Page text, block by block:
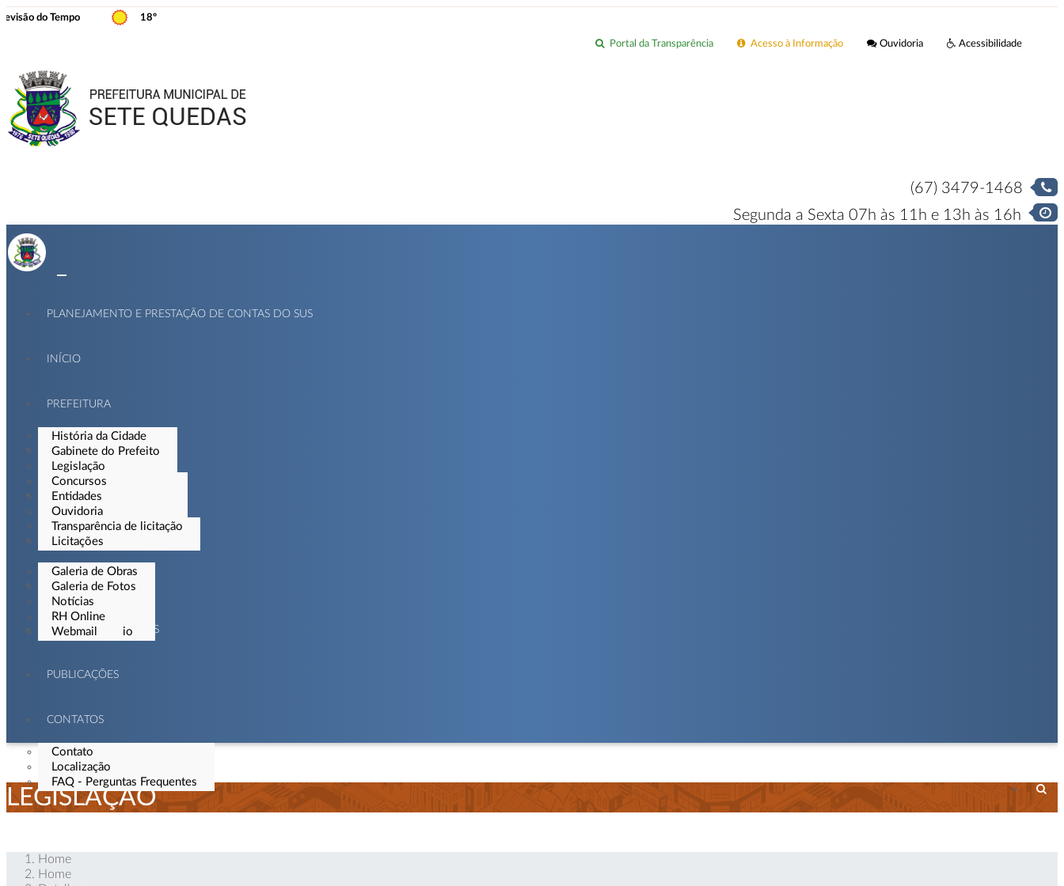
do Tempo 18º
Acessibilidade
Ouvidoria
Acesso à Informação
Portal da Transparência
(67) 3479-1468
Segunda a Sexta 07h às 11h e 13h às 16h
PLANEJAMENTO E PRESTAÇÃO DE CONTAS DO SUS
INÍCIO
PREFEITURA
História da Cidade
Gabinete do Prefeito
Legislação
Organograma
Secretarias
CIDADÃO
Concursos
Entidades
Ouvidoria
Portal da Transparência
EMPRESAS
Transparência de licitação
Licitações
IMPRENSA
Galeria de Obras
Galeria de Fotos
Notícias
Vídeos
Programa Rádio
SERVIDOR
RH Online
Webmail
PORTAL DE SERVIÇOS
PUBLICAÇÕES
CONTATOS
Contato
Localização
FAQ - Perguntas Frequentes
LEGISLAÇÃO
Home
Home